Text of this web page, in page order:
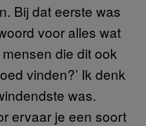
Bij dat eerste was
voor alles wat
die dit ook
vinden?’ Ik denk
was.
ervaar je een soort